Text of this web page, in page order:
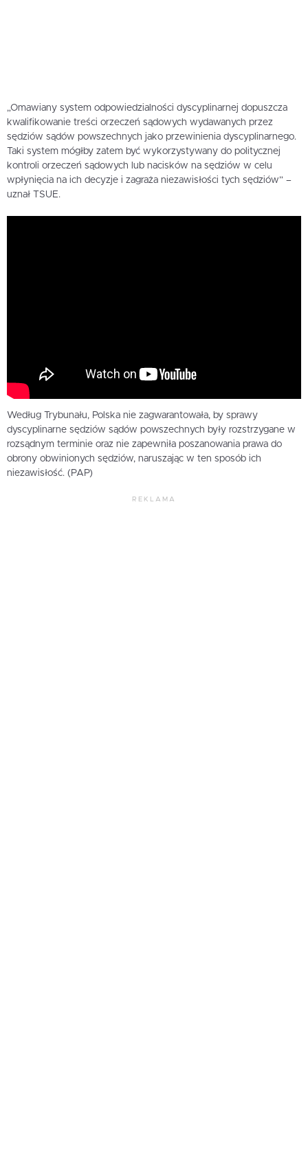
„Omawiany system odpowiedzialności dyscyplinarnej dopuszcza
kwalifikowanie treści orzeczeń sądowych wydawanych przez
sędziów sądów powszechnych jako przewinienia dyscyplinarnego.
Taki system mógłby zatem być wykorzystywany do politycznej
kontroli orzeczeń sądowych lub nacisków na sędziów w celu
wpłynięcia na ich decyzje i zagraża niezawisłości tych sędziów” –
uznał TSUE.
Według Trybunału, Polska nie zagwarantowała, by sprawy
dyscyplinarne sędziów sądów powszechnych były rozstrzygane w
rozsądnym terminie oraz nie zapewniła poszanowania prawa do
obrony obwinionych sędziów, naruszając w ten sposób ich
niezawisłość. (PAP)
REKLAMA